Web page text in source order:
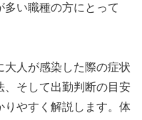
い職種の方にとって
大人が感染した際の症状
、そして出勤判断の目安
りやすく解説します。体